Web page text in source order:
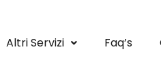
Altri Servizi Faq’s